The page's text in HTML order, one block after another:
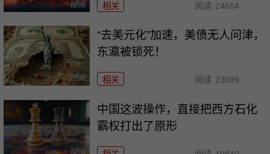
相关 阅读 24654
“去美元化”加速，美债无人问津，
东瀛被锁死！
相关 阅读 23099
中国这波操作，直接把西方石化
霸权打出了原形